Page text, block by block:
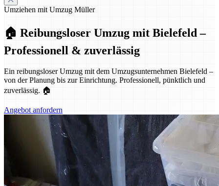
Umziehen mit Umzug Müller
🏠 Reibungsloser Umzug mit Bielefeld –
Professionell & zuverlässig
Ein reibungsloser Umzug mit dem Umzugsunternehmen Bielefeld –
von der Planung bis zur Einrichtung. Professionell, pünktlich und
zuverlässig. 🏠
Angebot anfordern